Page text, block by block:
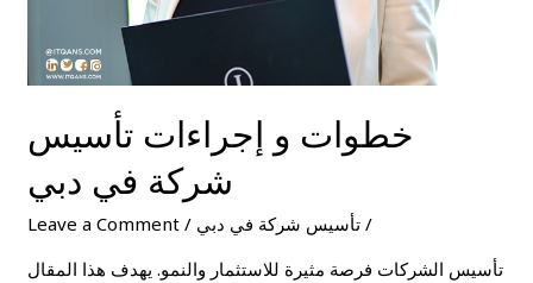
خطوات و إجراءات تأسيس
شركة في دبي
Leave a Comment / تأسيس شركة في دبي /
تأسيس الشركات فرصة مثيرة للاستثمار والنمو. يهدف هذا المقال